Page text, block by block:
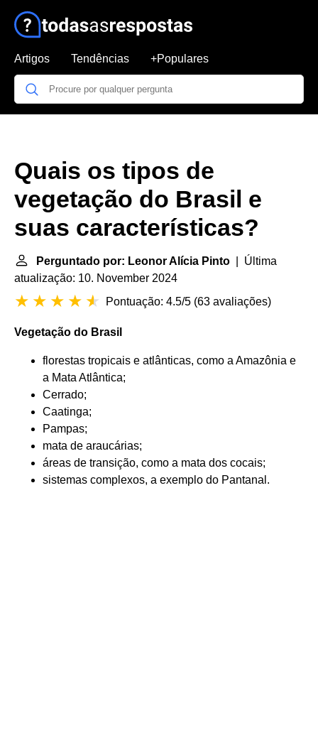
Artigos Tendências +Populares
Quais os tipos de
vegetação do Brasil e
suas características?
Perguntado por: Leonor Alícia Pinto | Última
atualização: 10. November 2024
Pontuação: 4.5/5 (63 avaliações)
Vegetação do Brasil
florestas tropicais e atlânticas, como a Amazônia e
a Mata Atlântica;
Cerrado;
Caatinga;
Pampas;
mata de araucárias;
áreas de transição, como a mata dos cocais;
sistemas complexos, a exemplo do Pantanal.